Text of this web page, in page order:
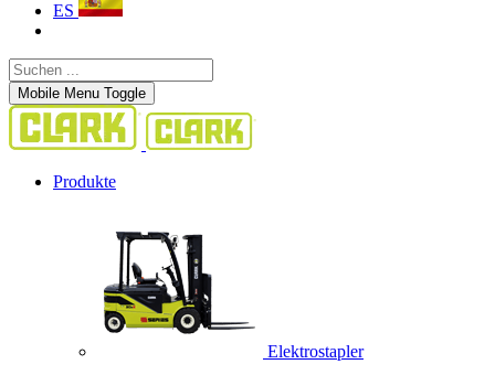
ES
Mobile Menu Toggle
Produkte
Elektrostapler